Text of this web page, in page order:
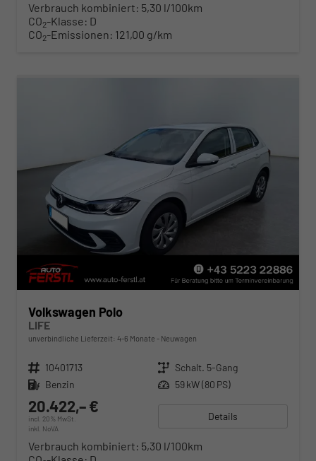
Verbrauch kombiniert: 5,30 l/100km
CO2-Klasse: D
CO2-Emissionen: 121,00 g/km
Volkswagen Polo
LIFE
unverbindliche Lieferzeit: 4-6 Monate Neuwagen
Fahrzeugnr. 10401713 Getriebe Schalt. 5-Gang
Kraftstoff Benzin Leistung 59 kW (80 PS)
20.422,– €
incl. 20% MwSt.
inkl. NoVA
Details
Verbrauch kombiniert: 5,30 l/100km